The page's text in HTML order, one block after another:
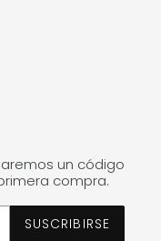
un código
compra.
SUSCRIBIRSE